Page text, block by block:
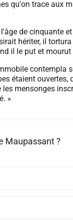
qu'on trace aux
de cinquante
hériter, il
il le put et mourut
contempla
étaient ouvertes,
mensonges
»
Maupassant ?